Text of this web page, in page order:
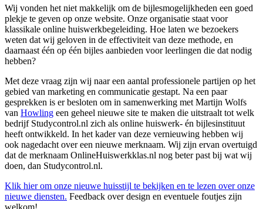
Wij vonden het niet makkelijk om de bijlesmogelijkheden een goed
plekje te geven op onze website. Onze organisatie staat voor
klassikale online huiswerkbegeleiding. Hoe laten we bezoekers
weten dat wij geloven in de effectiviteit van deze methode, en
daarnaast één op één bijles aanbieden voor leerlingen die dat nodig
hebben?
Met deze vraag zijn wij naar een aantal professionele partijen op het
gebied van marketing en communicatie gestapt. Na een paar
gesprekken is er besloten om in samenwerking met Martijn Wolfs
van Howling een geheel nieuwe site te maken die uitstraalt tot welk
bedrijf Studycontrol.nl zich als online huiswerk- én bijlesinstituut
heeft ontwikkeld. In het kader van deze vernieuwing hebben wij
ook nagedacht over een nieuwe merknaam. Wij zijn ervan overtuigd
dat de merknaam OnlineHuiswerkklas.nl nog beter past bij wat wij
doen, dan Studycontrol.nl.
Klik hier om onze nieuwe huisstijl te bekijken en te lezen over onze
nieuwe diensten. Feedback over design en eventuele foutjes zijn